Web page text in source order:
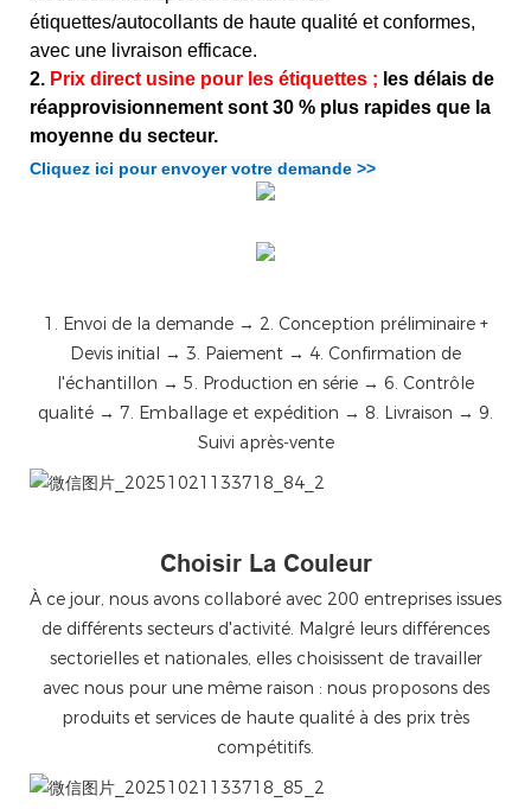
étiquettes/autocollants de haute qualité et conformes,
avec une livraison efficace.
2. Prix direct usine pour les étiquettes ; les délais de
réapprovisionnement sont 30 % plus rapides que la
moyenne du secteur.
Cliquez ici pour envoyer votre demande >>
1. Envoi de la demande → 2. Conception préliminaire +
Devis initial → 3. Paiement → 4. Confirmation de
l'échantillon → 5. Production en série → 6. Contrôle
qualité → 7. Emballage et expédition → 8. Livraison → 9.
Suivi après-vente
微信图片_20251021133718_84_2
Choisir La Couleur
À ce jour, nous avons collaboré avec 200 entreprises issues
de différents secteurs d'activité. Malgré leurs différences
sectorielles et nationales, elles choisissent de travailler
avec nous pour une même raison : nous proposons des
produits et services de haute qualité à des prix très
compétitifs.
微信图片_20251021133718_85_2